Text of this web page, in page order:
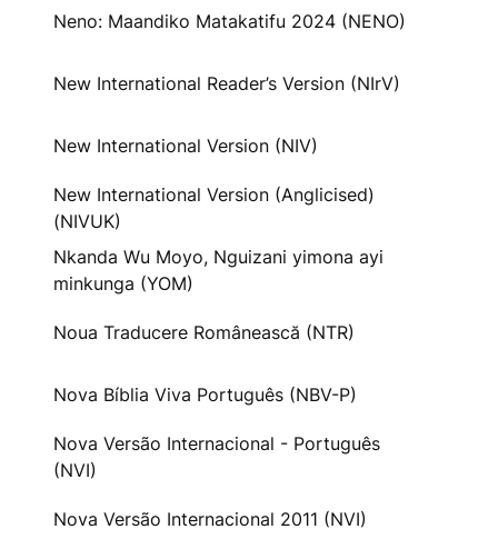
Neno: Maandiko Matakatifu 2024 (NENO)
New International Reader’s Version (NIrV)
New International Version (NIV)
New International Version (Anglicised)
(NIVUK)
Nkanda Wu Moyo, Nguizani yimona ayi
minkunga (YOM)
Noua Traducere Românească (NTR)
Nova Bíblia Viva Português (NBV-P)
Nova Versão Internacional - Português
(NVI)
Nova Versão Internacional 2011 (NVI)